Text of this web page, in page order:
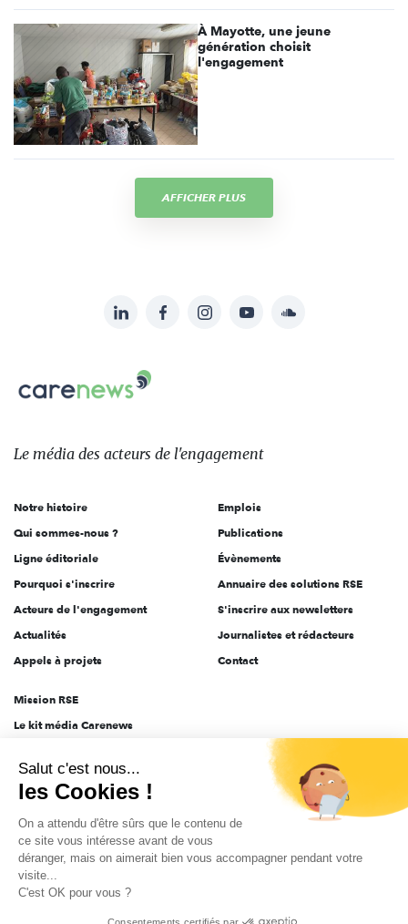
À Mayotte, une jeune
génération choisit
l'engagement
AFFICHER PLUS
sur:
LinkedInFacebookInstagramYouTubeSoundcloud
Carenews,
Le
des
l'engagement
Le média des acteurs de l'engagement
Notre histoire
Qui sommes-nous ?
Ligne éditoriale
Pourquoi s'inscrire
Acteurs de l'engagement
Actualités
Appels à projets
Emplois
Publications
Évènements
Annuaire des solutions RSE
S'inscrire aux newsletters
Journalistes et rédacteurs
Contact
Mission RSE
Le kit média Carenews
AEF info
Novethic
PRODURABLE
Inclusiv Day
Données personnelles Mentions légales 2025-2026 Tout droits réservés
Salut c'est nous...
les Cookies !
On a attendu d'être sûrs que le contenu de
ce site vous intéresse avant de vous
déranger, mais on aimerait bien vous accompagner pendant votre
visite...
C'est OK pour vous ?
Consentements certifiés par